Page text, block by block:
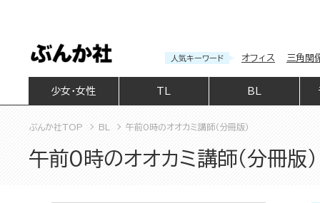
人気キーワード オフィス 三角関
少女・女性 BL
ぶんか社TOP BL 午前0時のオオカミ講師（分冊版）
午前0時のオオカミ講師（分冊版）